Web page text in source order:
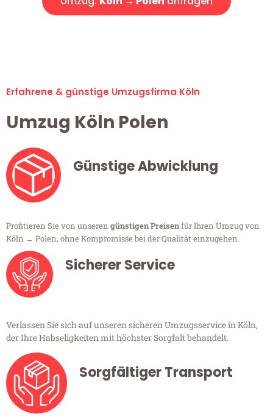
Erfahrene & günstige Umzugsfirma Köln
Umzug Köln Polen
Günstige Abwicklung
Profitieren Sie von unseren günstigen Preisenfür Ihren Umzug von
Köln → Polen, ohne Kompromisse bei der Qualität einzugehen.
Sicherer Service
Verlassen Sie sich auf unseren sicheren Umzugsservice in Köln,
der Ihre Habseligkeiten mit höchster Sorgfalt behandelt.
Sorgfältiger Transport